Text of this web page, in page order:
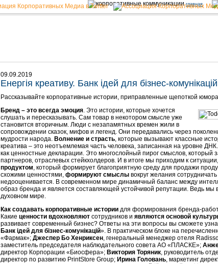
главная
09.09.2019
Енергія креативу. Банк ідей для бізнес-комунікацій
Рассказывайте корпоративные истории, приправленные щепоткой
Бренд – это всегда эмоция. Это истории, которые хочется
слушать и пересказывать. Сам товар в некотором смысле уже
становится вторичным. Люди с незапамятных времен жили в
сопровождении сказок, мифов и легенд. Они передавались через
мудрости народа. Волнение и страсть, которые вызывают классные
креатива – это неотъемлемая часть человека, записанная на уровне
как ценностные декларации. Это многослойный пирог смыслов, который
партнеров, отраслевых стейкхолдеров. И в итоге мы приходим к ситуации,
продуктом, который формирует благоприятную среду для продажи
схожими ценностями, формируют смыслы вокруг желания
недооценивается. В современном мире динамичный баланс между
образ бренда и является составляющей устойчивой репутации. Ведь мы
духовном мире.
Как создавать корпоративные истории для формирования бренда-
Какие ценности вдохновляют сотрудников и являются основой
развивает современный бизнес? Ответы на эти вопросы вы сможете
Банк ідей для бізнес-комунікацій». В практическом блоке на
«Фармак»; Джеспер Бо Хенриксен, генеральный менеджер отеля
заместитель председателя наблюдательного совета АО «ПЛАСКЕ»;
директор Корпорации «Биосфера»; Виктория Торяник, руководитель
директор по развитию PrintStore Group; Ирина Головань, маркетинг